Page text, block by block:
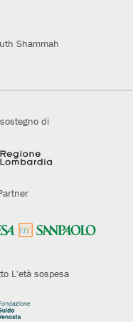
Shammah
di
L'età sospesa